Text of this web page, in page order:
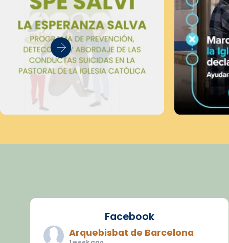
Facebook
Arquebisbat de Barcelona